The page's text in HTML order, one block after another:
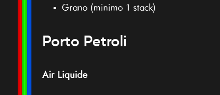
Grano (minimo 1 stack)
Porto Petroli
Air Liquide